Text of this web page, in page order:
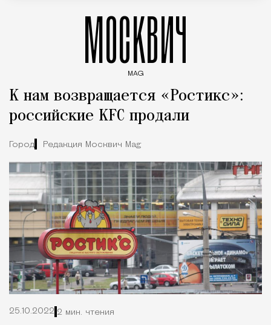
МОСКВИЧ
MAG
К нам возвращается «Ростикс»:
российские KFC продали
Город Редакция Москвич Mag
25.10.2022 2 мин. чтения